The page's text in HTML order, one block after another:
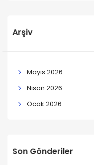
Arşiv
Mayıs 2026
Nisan 2026
Ocak 2026
Son Gönderiler